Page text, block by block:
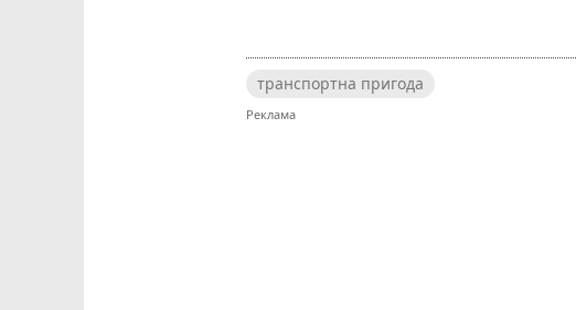
транспортна пригода